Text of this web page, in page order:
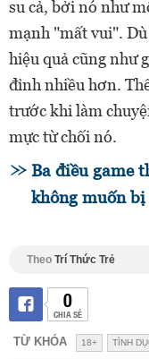
su cả, bởi nó như
mạnh "mất vui".
hiệu quả cũng như
đỉnh nhiều hơn.
trước khi làm
mực từ chối nó.
Ba điều game
không muốn
Theo Trí Thức Trẻ
0
CHIA SẺ
TỪ KHÓA 18+ TÌNH